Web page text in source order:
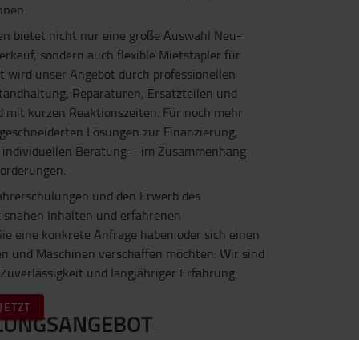
bietet nicht nur eine große Auswahl Neu-
sondern auch flexible Mietstapler für
wird unser Angebot durch professionellen
Reparaturen, Ersatzteilen und
kurzen Reaktionszeiten. Für noch mehr
Lösungen zur Finanzierung,
Beratung – im Zusammenhang
und den Erwerb des
Inhalten und erfahrenen
eine konkrete Anfrage haben oder sich einen
und Maschinen verschaffen möchten: Wir sind
und langjähriger Erfahrung.